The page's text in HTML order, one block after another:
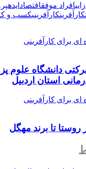
افراد موفقاقتصاد ایده
کارآفرینکارآفرینیکسب و
دانشگاه علوم
استان اردبیل
روستا تا برند مهگل